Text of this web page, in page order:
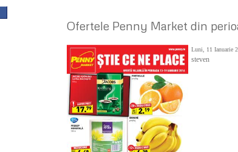
Ofertele Penny Market din
Luni, 11 Ianuarie
steven